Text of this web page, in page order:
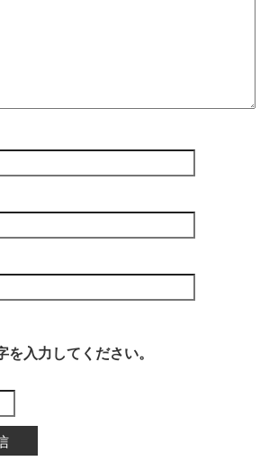
を入力してください。